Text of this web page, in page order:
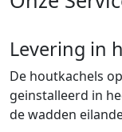
Levering in
De houtkachels
geinstalleerd in
de wadden